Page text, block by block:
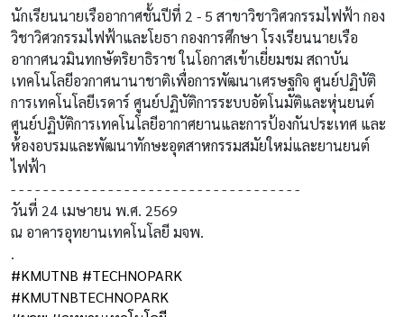
นักเรียนนายเรืออากาศชั้นปีที่ 2 - 5 สาขาวิชาวิศวกรรมไฟฟ้า กอง
วิชาวิศวกรรมไฟฟ้าและโยธา กองการศึกษา โรงเรียนนายเรือ
อากาศนวมินทกษัตริยาธิราช ในโอกาสเข้าเยี่ยมชม สถาบัน
เทคโนโลยีอวกาศนานาชาติเพื่อการพัฒนาเศรษฐกิจ ศูนย์ปฏิบัติ
การเทคโนโลยีเรดาร์ ศูนย์ปฏิบัติการระบบอัตโนมัติและหุ่นยนต์
ศูนย์ปฏิบัติการเทคโนโลยีอากาศยานและการป้องกันประเทศ และ
ห้องอบรมและพัฒนาทักษะอุตสาหกรรมสมัยใหม่และยานยนต์
ไฟฟ้า
- - - - - - - - - - - - - - - - - - - - - - - - - - - - - - - - - - - -
วันที่ 24 เมษายน พ.ศ. 2569
ณ อาคารอุทยานเทคโนโลยี มจพ.
.
#KMUTNB #TECHNOPARK
#KMUTNBTECHNOPARK